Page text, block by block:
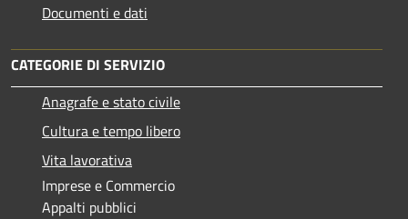
Documenti e dati
CATEGORIE DI SERVIZIO
Anagrafe e stato civile
Cultura e tempo libero
Vita lavorativa
Imprese e Commercio
Appalti pubblici